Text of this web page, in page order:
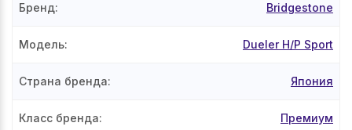
Бренд: Bridgestone
Модель: Dueler H/P Sport
Страна бренда: Япония
Класс бренда: Премиум